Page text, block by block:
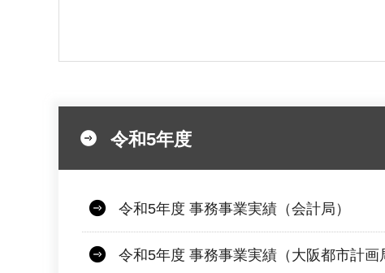
令和5年度
令和5年度 事務事業実績（会計局）
令和5年度 事務事業実績（大阪都市計画